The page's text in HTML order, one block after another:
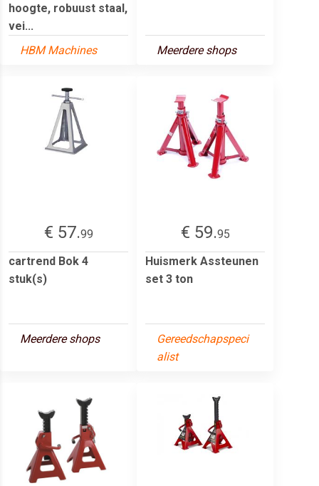
hoogte, robuust staal,
vei...
HBM Machines
Meerdere shops
€ 57.99
cartrend Bok 4
stuk(s)
Meerdere shops
€ 59.95
Huismerk Assteunen
set 3 ton
Gereedschapspeci
alist